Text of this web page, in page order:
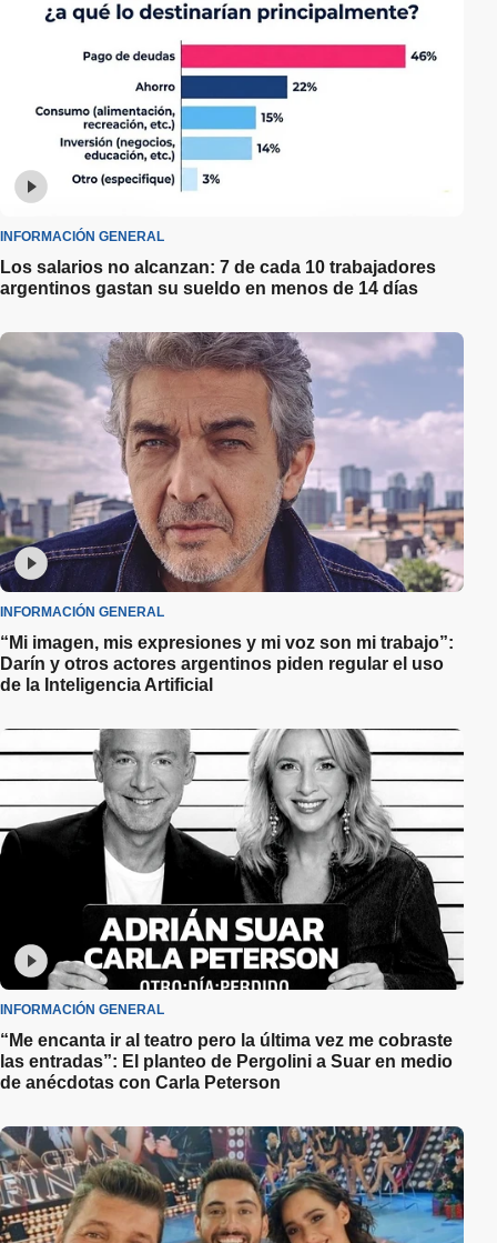
INFORMACIÓN GENERAL
Los salarios no alcanzan: 7 de cada 10 trabajadores
argentinos gastan su sueldo en menos de 14 días
INFORMACIÓN GENERAL
“Mi imagen, mis expresiones y mi voz son mi trabajo”:
Darín y otros actores argentinos piden regular el uso
de la Inteligencia Artificial
INFORMACIÓN GENERAL
“Me encanta ir al teatro pero la última vez me cobraste
las entradas”: El planteo de Pergolini a Suar en medio
de anécdotas con Carla Peterson